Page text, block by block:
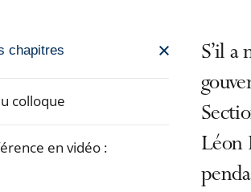
chapitres
colloque
en vidéo :
S’il
Léon